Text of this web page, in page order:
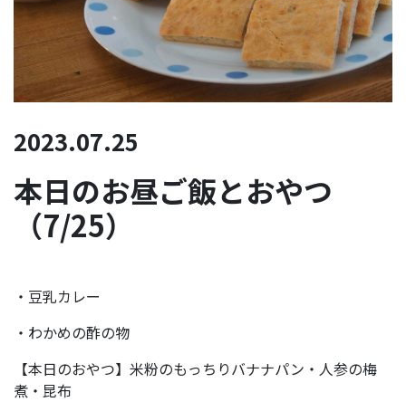
2023.07.25
本日のお昼ご飯とおやつ
（7/25）
・豆乳カレー
・わかめの酢の物
【本日のおやつ】米粉のもっちりバナナパン・人参の梅
煮・昆布